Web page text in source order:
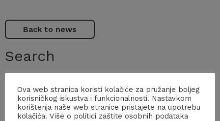
Back to news
Search
SEARCH BY DATE
Ova web stranica koristi kolačiće za pružanje boljeg
korisničkog iskustva i funkcionalnosti. Nastavkom
korištenja naše web stranice pristajete na upotrebu
kolačića. Više o politici zaštite osobnih podataka